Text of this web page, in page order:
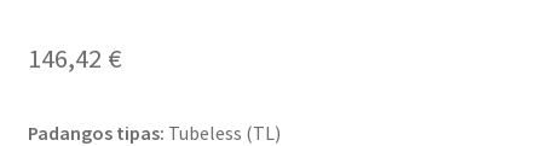
146,42 €
Padangos tipas: Tubeless (TL)